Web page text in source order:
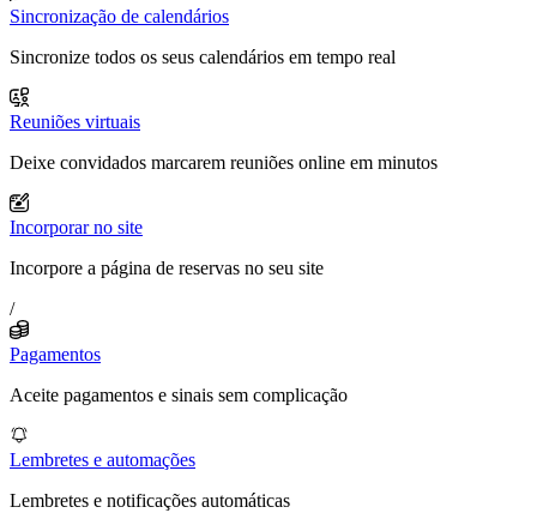
Sincronização de calendários
Sincronize todos os seus calendários em tempo real
Reuniões virtuais
Deixe convidados marcarem reuniões online em minutos
Incorporar no site
Incorpore a página de reservas no seu site
/
Pagamentos
Aceite pagamentos e sinais sem complicação
Lembretes e automações
Lembretes e notificações automáticas